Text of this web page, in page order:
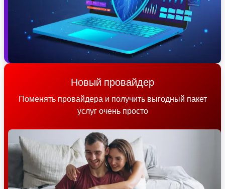
Новый провайдер
Поменять провайдера и получить выгодный пакет
услуг очень просто